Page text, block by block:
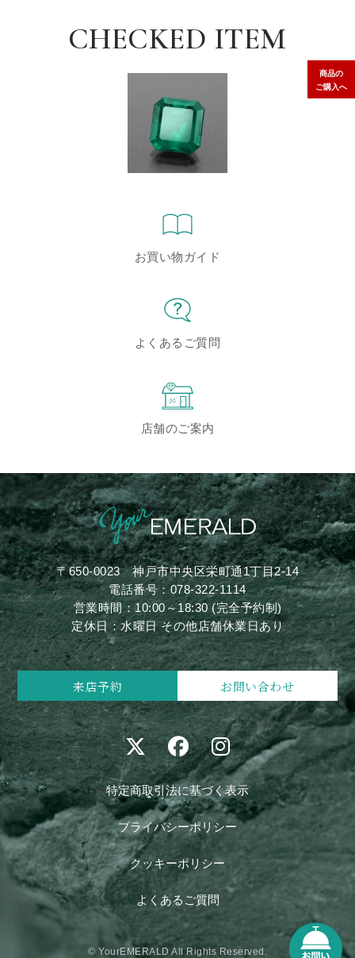
商品の
ご購入へ
CHECKED ITEM
お買い物ガイド
よくあるご質問
店舗のご案内
〒650-0023神戸市中央区栄町通1丁目2-14
電話番号：078-322-1114
営業時間：10:00～18:30 (完全予約制)
定休日：水曜日 その他店舗休業日あり
来店予約 お問い合わせ
特定商取引法に基づく表示
プライバシーポリシー
クッキーポリシー
よくあるご質問
© YourEMERALD All Rights Reserved.